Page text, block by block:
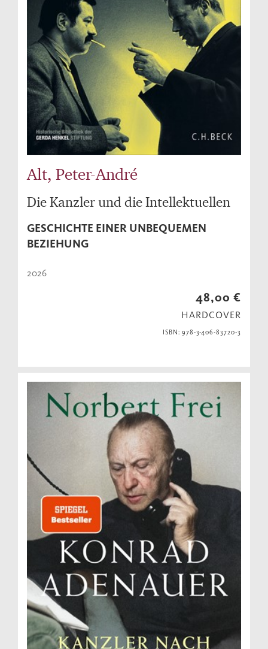
Alt, Peter-André
Die Kanzler und die Intellektuellen
GESCHICHTE EINER UNBEQUEMEN
BEZIEHUNG
2026
48,00 €
HARDCOVER
ISBN: 978-3-406-83720-3